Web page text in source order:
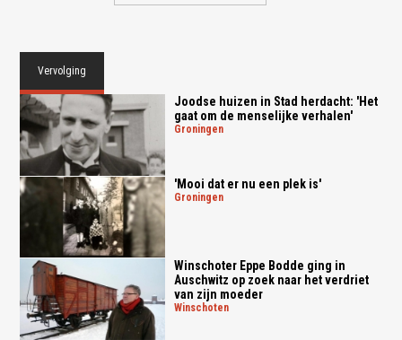
Vervolging
Joodse huizen in Stad herdacht: 'Het
gaat om de menselijke verhalen'
groningen
'Mooi dat er nu een plek is'
groningen
Winschoter Eppe Bodde ging in
Auschwitz op zoek naar het verdriet
van zijn moeder
winschoten